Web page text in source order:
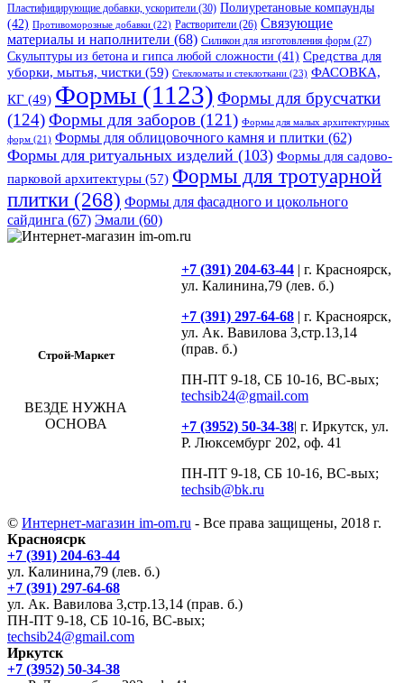
Пластифицирующие добавки, ускорители (30) Полиуретановые компаунды
(42) Противоморозные добавки (22) Растворители (26) Связующие
материалы и наполнители (68) Силикон для изготовления форм (27)
Скульптуры из бетона и гипса любой сложности (41) Средства для
уборки, мытья, чистки (59) Стекломаты и стеклоткани (23) ФАСОВКА,
КГ (49) Формы (1123) Формы для брусчатки
(124)Формы для заборов (121) Формы для малых архитектурных
форм (21) Формы для облицовочного камня и плитки (62)
Формы для ритуальных изделий (103) Формы для садово-
парковой архитектуры (57) Формы для тротуарной
плитки (268) Формы для фасадного и цокольного
сайдинга (67) Эмали (60)
Строй-Маркет
ВЕЗДЕ НУЖНА
ОСНОВА
+7 (391) 204-63-44 | г. Красноярск,
ул. Калинина,79 (лев. б.)
+7 (391) 297-64-68 | г. Красноярск,
ул. Ак. Вавилова 3,стр.13,14
(прав. б.)
ПН-ПТ 9-18, СБ 10-16, ВС-вых;
techsib24@gmail.com
+7 (3952) 50-34-38| г. Иркутск, ул.
Р. Люксембург 202, оф. 41
ПН-ПТ 9-18, СБ 10-16, ВС-вых;
techsib@bk.ru
© Интернет-магазин im-om.ru - Все права защищены, 2018 г.
Красноясрк
+7 (391) 204-63-44
ул. Калинина,79 (лев. б.)
+7 (391) 297-64-68
ул. Ак. Вавилова 3,стр.13,14 (прав. б.)
ПН-ПТ 9-18, СБ 10-16, ВС-вых;
techsib24@gmail.com
Иркутск
+7 (3952) 50-34-38